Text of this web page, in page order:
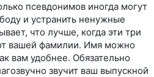
псевдонимов иногда могут
и устранить ненужные
что лучше, когда эти три
вашей фамилии. Имя можно
вам удобнее. Обязательно
звучит ваш выпускной